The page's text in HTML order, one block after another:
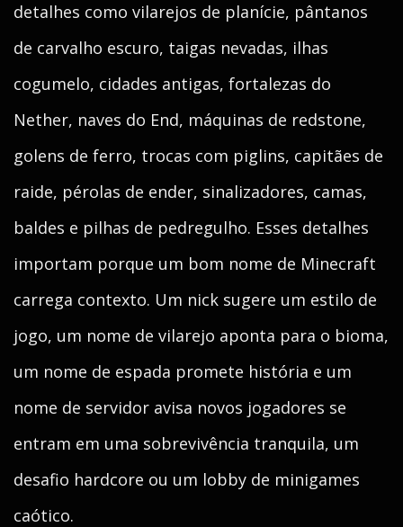
detalhes como vilarejos de planície, pântanos
de carvalho escuro, taigas nevadas, ilhas
cogumelo, cidades antigas, fortalezas do
Nether, naves do End, máquinas de redstone,
golens de ferro, trocas com piglins, capitães de
raide, pérolas de ender, sinalizadores, camas,
baldes e pilhas de pedregulho. Esses detalhes
importam porque um bom nome de Minecraft
carrega contexto. Um nick sugere um estilo de
jogo, um nome de vilarejo aponta para o bioma,
um nome de espada promete história e um
nome de servidor avisa novos jogadores se
entram em uma sobrevivência tranquila, um
desafio hardcore ou um lobby de minigames
caótico.